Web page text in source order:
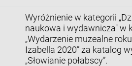
Wyróżnienie w kategorii
naukowa i wydawnicza" w
„Wydarzenie muzealne
Izabella 2020” za katalog
„Słowianie połabscy”.